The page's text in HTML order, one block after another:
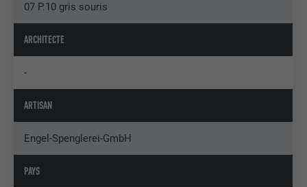
07 P.10 gris souris
ARCHITECTE
-
ARTISAN
Engel-Spenglerei-GmbH
PAYS